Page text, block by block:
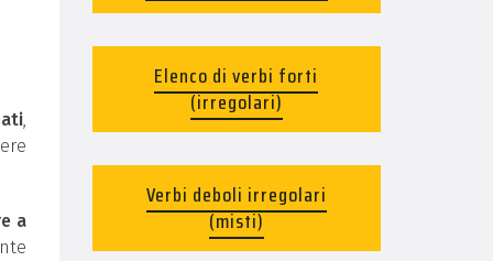
,
a
Elenco di verbi forti
(irregolari)
Verbi deboli irregolari
(misti)